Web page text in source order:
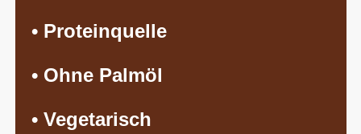
• Proteinquelle
• Ohne Palmöl
• Vegetarisch